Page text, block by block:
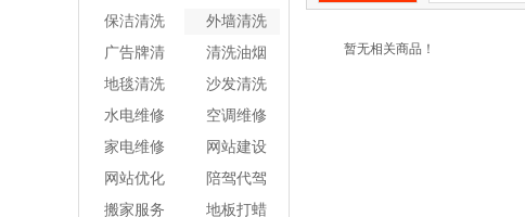
保洁清洗
外墙清洗
广告牌清
洗
清洗油烟
机
地毯清洗
沙发清洗
水电维修
空调维修
家电维修
网站建设
网站优化
陪驾代驾
搬家服务
地板打蜡
暂无相关商品！